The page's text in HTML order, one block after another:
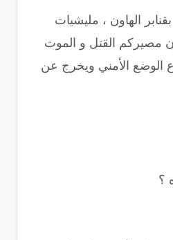
الهاون ، مليشيات
مصيركم القتل و الموت
الوضع الأمني ويخرج عن
؟